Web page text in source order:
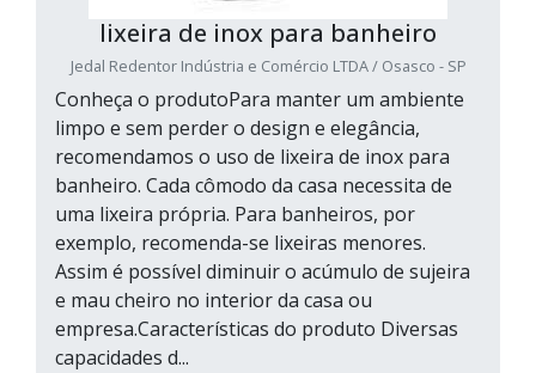
lixeira de inox para banheiro
Jedal Redentor Indústria e Comércio LTDA / Osasco - SP
Conheça o produtoPara manter um ambiente
limpo e sem perder o design e elegância,
recomendamos o uso de lixeira de inox para
banheiro. Cada cômodo da casa necessita de
uma lixeira própria. Para banheiros, por
exemplo, recomenda-se lixeiras menores.
Assim é possível diminuir o acúmulo de sujeira
e mau cheiro no interior da casa ou
empresa.Características do produto Diversas
capacidades d...